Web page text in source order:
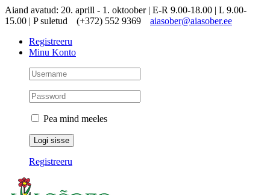
Skip
to
Aiand avatud: 20. aprill - 1. oktoober | E-R 9.00-18.00 | L 9.00-
15.00 | P suletud
(+372) 552 9369
aiasober@aiasober.ee
Registreeru
Minu Konto
Pea mind meeles
Registreeru